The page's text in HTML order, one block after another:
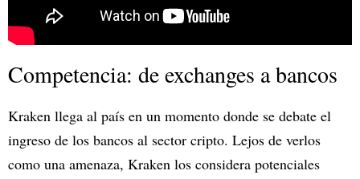
Competencia: de exchanges a bancos
Kraken llega al país en un momento donde se debate el
ingreso de los bancos al sector cripto. Lejos de verlos
como una amenaza, Kraken los considera potenciales